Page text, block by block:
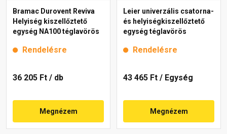
Bramac Durovent Reviva
Helyiség kiszellőztető
egység NA100 téglavörös
Rendelésre
36 205 Ft / db
Megnézem
Leier univerzális csatorna-
és helyiségkiszellőztető
egység téglavörös
Rendelésre
43 465 Ft / Egység
Megnézem